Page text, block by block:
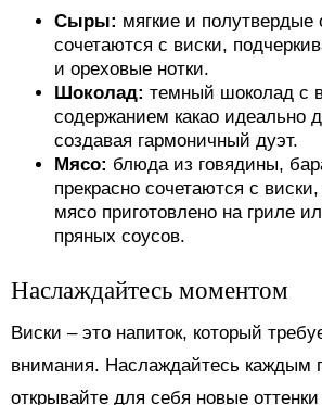
Сыры: мягкие и
сочетаются с виски,
и ореховые нотки.
Шоколад: темный шоколад с
содержанием какао идеально
создавая гармоничный дуэт.
Мясо: блюда из говядины,
прекрасно сочетаются с
мясо приготовлено на гриле
пряных соусов.
Наслаждайтесь моментом
Виски – это напиток, который
внимания. Наслаждайтесь каждым
открывайте для себя новые